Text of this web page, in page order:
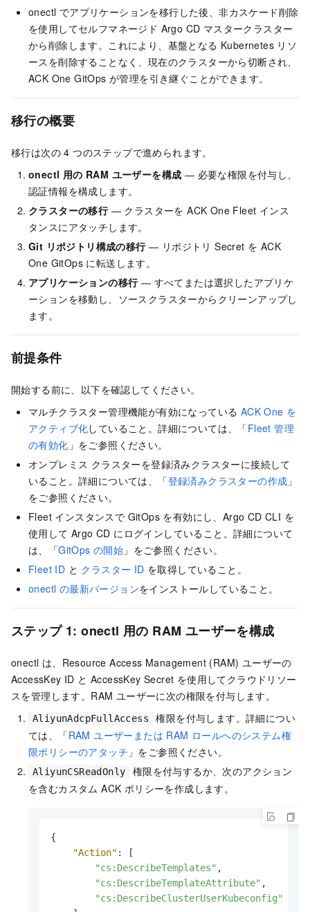
onectl でアプリケーションを移行した後、非カスケード削除
を使用してセルフマネージド Argo CD マスタークラスター
から削除します。これにより、基盤となる Kubernetes リソ
ースを削除することなく、現在のクラスターから切断され、
ACK One GitOps が管理を引き継ぐことができます。
移行の概要
移行は次の 4 つのステップで進められます。
onectl 用の RAM ユーザーを構成 — 必要な権限を付与し、
認証情報を構成します。
クラスターの移行— クラスターを ACK One Fleet インス
タンスにアタッチします。
Git リポジトリ構成の移行— リポジトリ Secret を ACK
One GitOps に転送します。
アプリケーションの移行— すべてまたは選択したアプリケ
ーションを移動し、ソースクラスターからクリーンアップし
ます。
前提条件
開始する前に、以下を確認してください。
マルチクラスター管理機能が有効になっている ACK One を
アクティブ化していること。詳細については、「Fleet 管理
の有効化 」をご参照ください。
オンプレミス クラスターを登録済みクラスターに接続して
いること。詳細については、「登録済みクラスターの作成 」
をご参照ください。
Fleet インスタンスで GitOps を有効にし、Argo CD CLI を
使用して Argo CD にログインしていること。詳細について
は、「GitOps の開始 」をご参照ください。
Fleet ID と クラスター ID を取得していること。
onectl の最新バージョンをインストールしていること。
ステップ 1: onectl 用の RAM ユーザーを構成
onectl は、Resource Access Management (RAM) ユーザーの
AccessKey ID と AccessKey Secret を使用してクラウドリソー
スを管理します。RAM ユーザーに次の権限を付与します。
AliyunAdcpFullAccess
権限を付与します。詳細につい
ては、「RAM ユーザーまたは RAM ロールへのシステム権
限ポリシーのアタッチ 」をご参照ください。
AliyunCSReadOnly
権限を付与するか、次のアクション
を含むカスタム ACK ポリシーを作成します。
{
"Action" :
[
"cs:DescribeTemplates" ,
"cs:DescribeTemplateAttribute" ,
"cs:DescribeClusterUserKubeconfig"